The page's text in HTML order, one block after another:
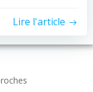
Lire l'article